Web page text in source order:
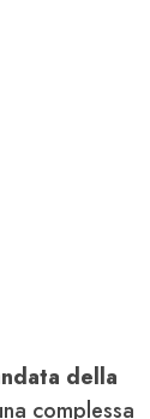
della
complessa